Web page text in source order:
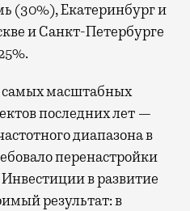
(30%), Екатеринбург и
и Санкт-Петербурге
масштабных
последних лет —
диапазона в
перенастройки
в развитие
результат: в